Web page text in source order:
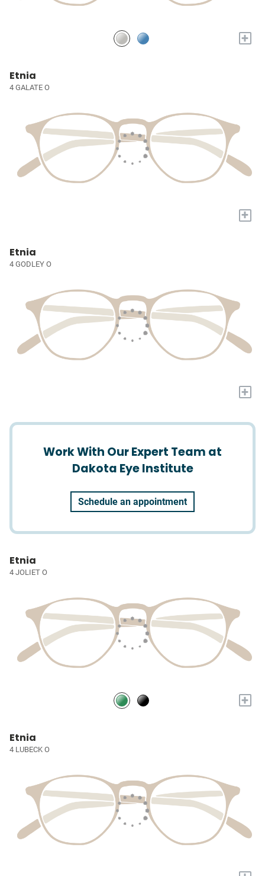
+
Etnia
4 GALATE O
+
Etnia
4 GODLEY O
+
Work With Our Expert Team at
Dakota Eye Institute
Schedule an appointment
Etnia
4 JOLIET O
+
Etnia
4 LUBECK O